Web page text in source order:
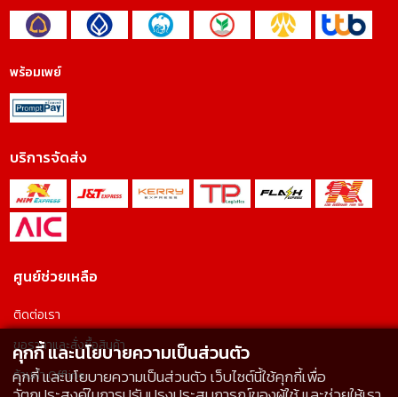
พร้อมเพย์
บริการจัดส่ง
ศูนย์ช่วยเหลือ
ติดต่อเรา
ขอราคาและสั่งซื้อสินค้า
ร้านค้า Offline
คุกกี้ และนโยบายความเป็นส่วนตัว
คุกกี้ และนโยบายความเป็นส่วนตัว เว็บไซต์นี้ใช้คุกกี้เพื่อ